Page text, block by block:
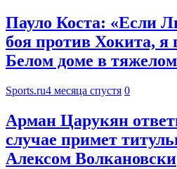
Пауло Коста: «Если
боя против Хокита, я
Белом доме в тяжелом
Sports.ru4 месяца спустя 0
Арман Царукян
случае примет
Алексом Волкановски